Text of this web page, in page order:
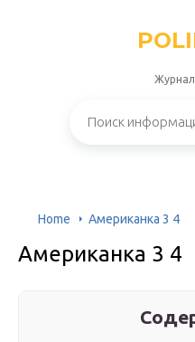
Home Американка 3 4
Американка 3 4